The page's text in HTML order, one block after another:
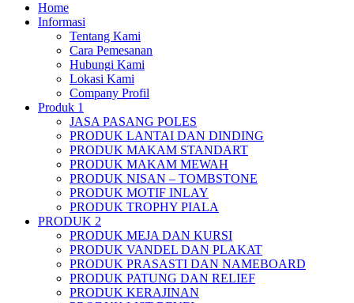
Home
Informasi
Tentang Kami
Cara Pemesanan
Hubungi Kami
Lokasi Kami
Company Profil
Produk 1
JASA PASANG POLES
PRODUK LANTAI DAN DINDING
PRODUK MAKAM STANDART
PRODUK MAKAM MEWAH
PRODUK NISAN – TOMBSTONE
PRODUK MOTIF INLAY
PRODUK TROPHY PIALA
PRODUK 2
PRODUK MEJA DAN KURSI
PRODUK VANDEL DAN PLAKAT
PRODUK PRASASTI DAN NAMEBOARD
PRODUK PATUNG DAN RELIEF
PRODUK KERAJINAN